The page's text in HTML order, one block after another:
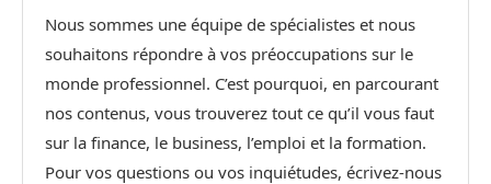
Nous sommes une équipe de spécialistes et nous
souhaitons répondre à vos préoccupations sur le
monde professionnel. C’est pourquoi, en parcourant
nos contenus, vous trouverez tout ce qu’il vous faut
sur la finance, le business, l’emploi et la formation.
Pour vos questions ou vos inquiétudes, écrivez-nous